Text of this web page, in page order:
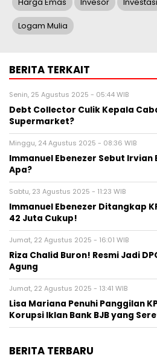
Harga Emas Invesor Investasi
Logam Mulia
BERITA TERKAIT
Senin, 25 Agustus 2025 - 05:44 WIB
Debt Collector Culik Kepala
Supermarket?
Minggu, 24 Agustus 2025 - 08:36 WIB
Immanuel Ebenezer Sebut Irvian
Apa?
Sabtu, 23 Agustus 2025 - 11:23 WIB
Immanuel Ebenezer Ditangkap
42 Juta Cukup!
Jumat, 22 Agustus 2025 - 16:01 WIB
Riza Chalid Buron! Resmi Jadi
Agung
Jumat, 22 Agustus 2025 - 13:41 WIB
Lisa Mariana Penuhi Panggilan
Korupsi Iklan Bank BJB yang
BERITA TERBARU